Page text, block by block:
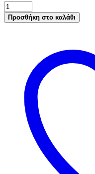
Γυάλινο
Κολωνάτο
Ποτήρι
ποσότητα
Προσθήκη στο καλάθι